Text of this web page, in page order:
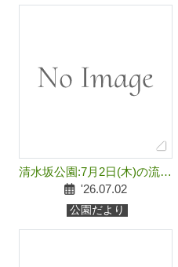
清水坂公園:7月2日(木)の流れ
は雨天の為中止とします。
'26.07.02
公園だより